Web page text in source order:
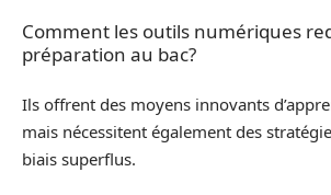
Comment les outils numériques
préparation au bac?
Ils offrent des moyens innovants
mais nécessitent également des
biais superflus.